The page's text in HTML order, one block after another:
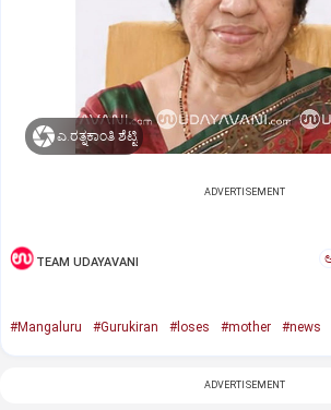
ಎ.ರತ್ನಕಾಂತಿ ಶೆಟ್ಟಿ
ADVERTISEMENT
TEAM UDAYAVANI
#Mangaluru #Gurukiran #loses #mother #news
ADVERTISEMENT